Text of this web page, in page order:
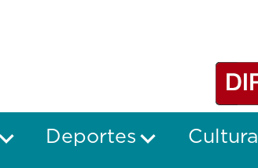
Deportes Cultura